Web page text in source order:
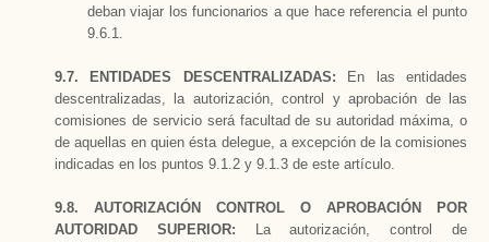
deban viajar los funcionarios a que hace referencia el punto
9.6.1.
9.7. ENTIDADES DESCENTRALIZADAS: En las entidades
descentralizadas, la autorización, control y aprobación de las
comisiones de servicio será facultad de su autoridad máxima, o
de aquellas en quien ésta delegue, a excepción de la comisiones
indicadas en los puntos 9.1.2 y 9.1.3 de este artículo.
9.8. AUTORIZACIÓN CONTROL O APROBACIÓN POR
AUTORIDAD SUPERIOR:
La autorización, control de